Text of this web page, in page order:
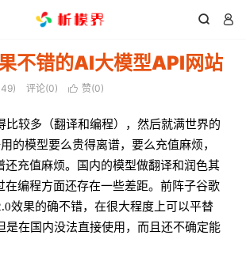
 
不错的AI大模型API网站
) 评论(0)  赞(0)
比较多（翻译和编程），然后就满世界的
的模型要么贵得离谱，要么充值麻烦，
还充值麻烦。国内的模型做翻译和润色其
在编程方面还存在一些差距。前阵子谷歌
效果的确不错，在很大程度上可以平替
是在国内没法直接使用，而且还不确定能